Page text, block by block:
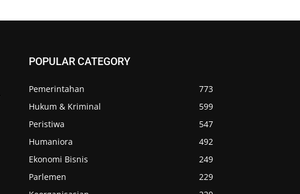
POPULAR CATEGORY
Pemerintahan
773
Hukum & Kriminal
599
Peristiwa
547
Humaniora
492
Ekonomi Bisnis
249
Parlemen
229